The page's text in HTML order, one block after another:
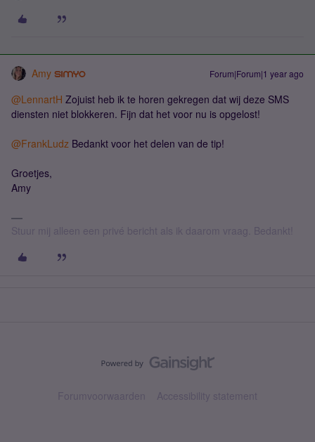
Amy Forum|Forum|1 year ago
@LennartH Zojuist heb ik te horen gekregen dat wij deze SMS
diensten niet blokkeren. Fijn dat het voor nu is opgelost!
@FrankLudz Bedankt voor het delen van de tip!
Groetjes,
Amy
Stuur mij alleen een privé bericht als ik daarom vraag. Bedankt!
Forumvoorwaarden Accessibility statement